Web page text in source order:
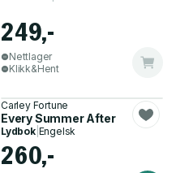
249,-
Nettlager
Klikk&Hent
Carley Fortune
Every Summer After
Lydbok| Engelsk
260,-